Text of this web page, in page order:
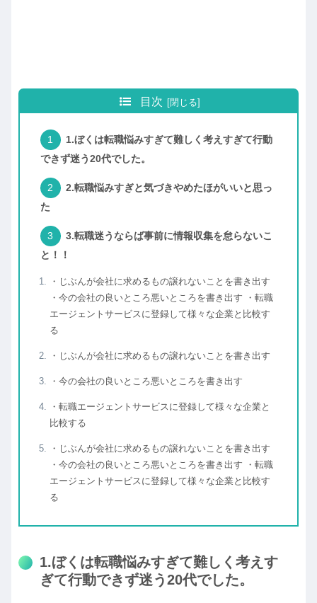
目次
1.ぼくは転職悩みすぎて難しく考えすぎて行動
できず迷う20代でした。
2.転職悩みすぎと気づきやめたほがいいと思っ
た
3.転職迷うならば事前に情報収集を怠らないこ
と！！
・じぶんが会社に求めるもの譲れないことを書き出す
・今の会社の良いところ悪いところを書き出す ・転職
エージェントサービスに登録して様々な企業と比較す
る
・じぶんが会社に求めるもの譲れないことを書き出す
・今の会社の良いところ悪いところを書き出す
・転職エージェントサービスに登録して様々な企業と
比較する
・じぶんが会社に求めるもの譲れないことを書き出す
・今の会社の良いところ悪いところを書き出す ・転職
エージェントサービスに登録して様々な企業と比較す
る
1.ぼくは転職悩みすぎて難しく考えす
ぎて行動できず迷う20代でした。